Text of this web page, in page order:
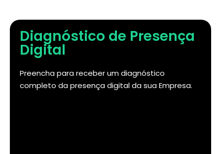
Diagnóstico de Presença
Digital
Preencha para receber um diagnóstico
completo da presença digital da sua Empresa.